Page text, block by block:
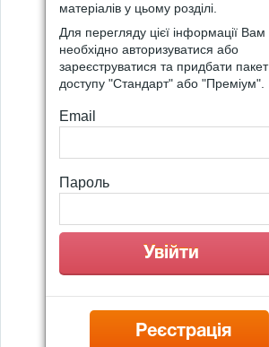
матеріалів у цьому розділі.
Для перегляду цієї інформації Вам
необхідно авторизуватися або
зареєструватися та придбати пакет
доступу "Стандарт" або "Преміум".
Email
Пароль
Реєстрація